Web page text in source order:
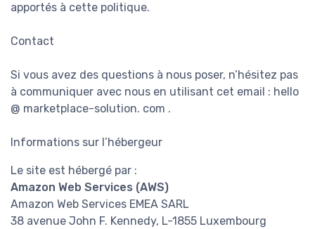
apportés à cette politique.
Contact
Si vous avez des questions à nous poser, n’hésitez pas
à communiquer avec nous en utilisant cet email : hello
@ marketplace-solution. com .
Informations sur l’hébergeur
Le site est hébergé par :
Amazon Web Services (AWS)
Amazon Web Services EMEA SARL
38 avenue John F. Kennedy, L-1855 Luxembourg